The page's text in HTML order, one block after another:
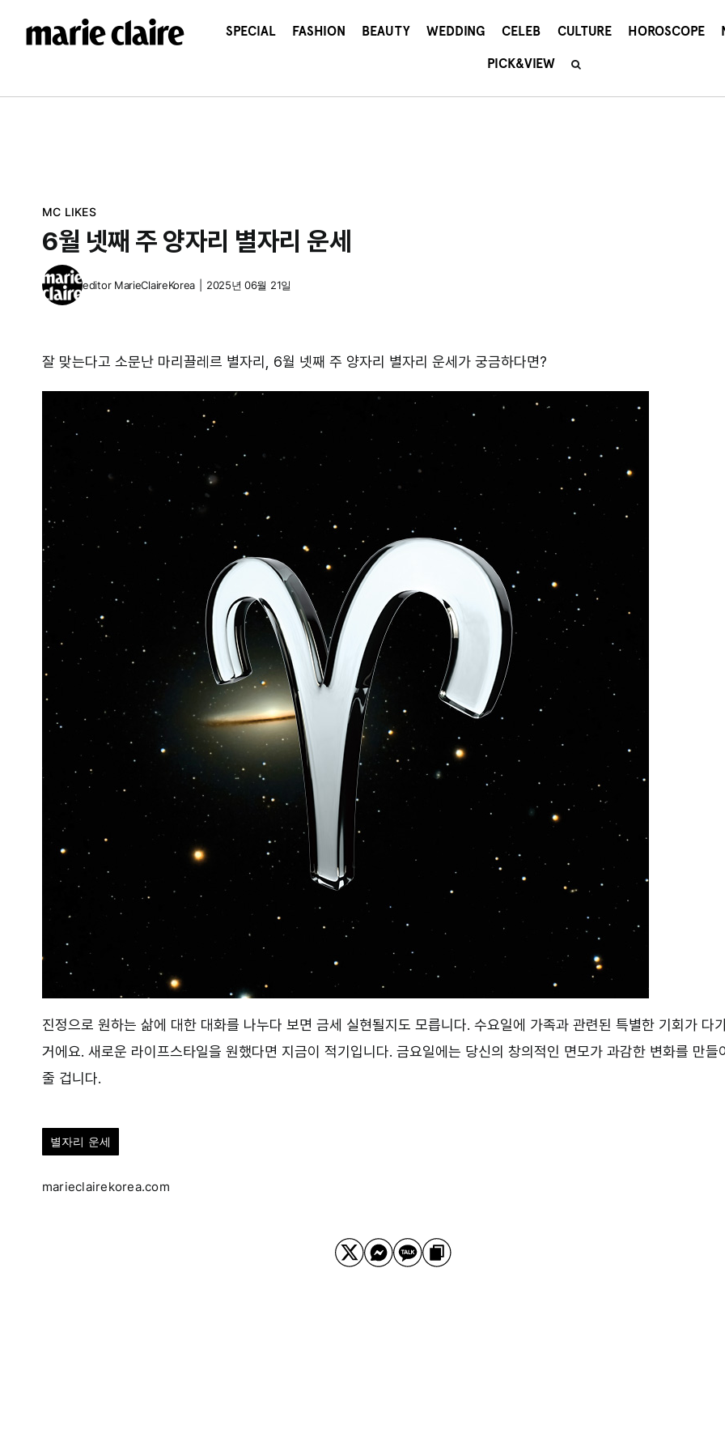
건
SPECIAL FASHION BEAUTY WEDDING CELEB CULTURE HOROSCOPE
PICK&VIEW
MC LIKES
6월 넷째 주 양자리 별자리 운세
editor MarieClaireKorea 2025년 06월 21일
잘 맞는다고 소문난 마리끌레르 별자리, 6월 넷째 주 양자리 별자리 운세가 궁금하다면?
진정으로 원하는 삶에 대한 대화를 나누다 보면 금세 실현될지도 모릅니다. 수요일에 가족과 관련된 특별한 기회가 다
거에요. 새로운 라이프스타일을 원했다면 지금이 적기입니다. 금요일에는 당신의 창의적인 면모가 과감한 변화를 만들
줄 겁니다.
별자리 운세
marieclairekorea.com